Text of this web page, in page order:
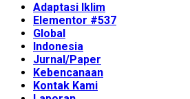
Adaptasi Iklim
Elementor #537
Global
Indonesia
Jurnal/Paper
Kebencanaan
Kontak Kami